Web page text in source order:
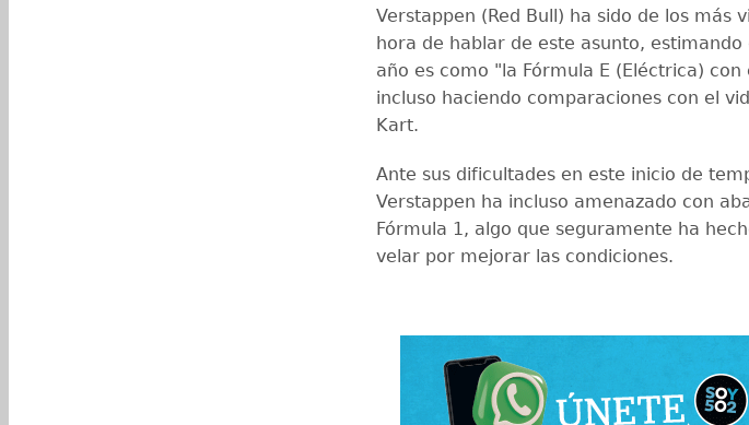
Verstappen (Red Bull) ha sido de los más
hora de hablar de este asunto, estimando
año es como "la Fórmula E (Eléctrica) con
incluso haciendo comparaciones con el
Kart.
Ante sus dificultades en este inicio de
Verstappen ha incluso amenazado con
Fórmula 1, algo que seguramente ha
velar por mejorar las condiciones.